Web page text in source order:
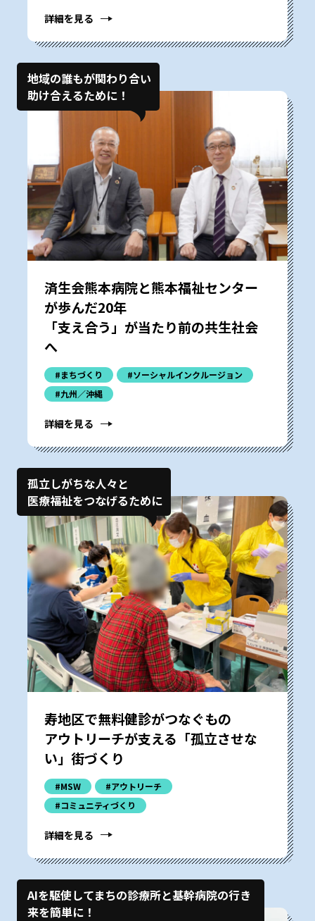
詳細を見る
地域の誰もが関わり合い
助け合えるために！
済生会熊本病院と熊本福祉センター
が歩んだ20年
「支え合う」が当たり前の共生社会
へ
#まちづくり
#ソーシャルインクルージョン
#九州／沖縄
詳細を見る
孤立しがちな人々と
医療福祉をつなげるために
寿地区で無料健診がつなぐもの――
アウトリーチが支える「孤立させな
い」街づくり
#MSW
#アウトリーチ
#コミュニティづくり
詳細を見る
AIを駆使してまちの診療所と基幹病院の行き
来を簡単に！